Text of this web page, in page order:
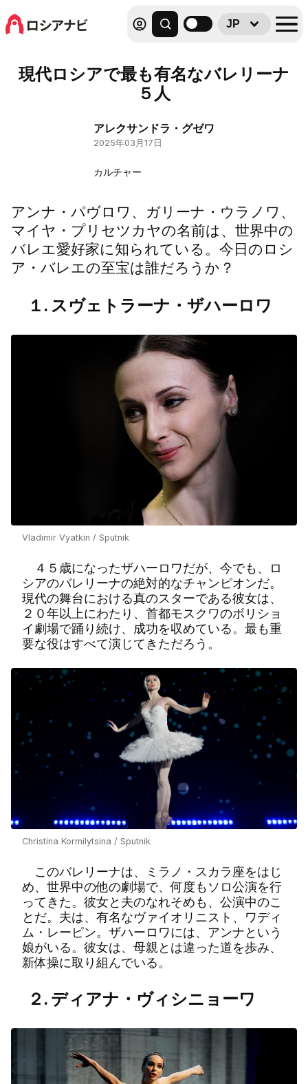
JP
現代ロシアで最も有名なバレリーナ
５人
アレクサンドラ・グゼワ
2025年03月17日
カルチャー
アンナ・パヴロワ、ガリーナ・ウラノワ、
マイヤ・プリセツカヤの名前は、世界中の
バレエ愛好家に知られている。今日のロシ
ア・バレエの至宝は誰だろうか？
１. スヴェトラーナ・ザハーロワ
Vladimir Vyatkin / Sputnik
４５歳になったザハーロワだが、今でも、ロ
シアのバレリーナの絶対的なチャンピオンだ。
現代の舞台における真のスターである彼女は、
２０年以上にわたり、首都モスクワのボリショ
イ劇場で踊り続け、成功を収めている。最も重
要な役はすべて演じてきただろう。
Christina Kormilytsina / Sputnik
このバレリーナは、ミラノ・スカラ座をはじ
め、世界中の他の劇場で、何度もソロ公演を行
ってきた。彼女と夫のなれそめも、公演中のこ
とだ。夫は、有名なヴァイオリニスト、ワディ
ム・レーピン。ザハーロワには、アンナという
娘がいる。彼女は、母親とは違った道を歩み、
新体操に取り組んでいる。
２. ディアナ・ヴィシニョーワ